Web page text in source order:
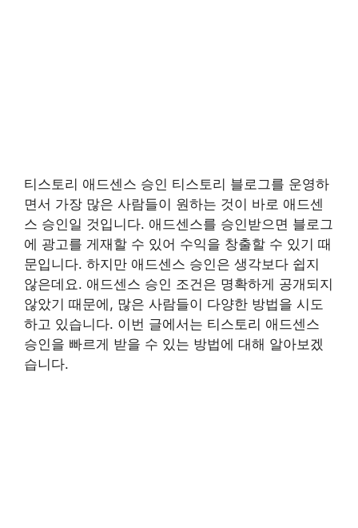
티스토리 애드센스 승인 티스토리 블로그를 운영하
면서 가장 많은 사람들이 원하는 것이 바로 애드센
스 승인일 것입니다. 애드센스를 승인받으면 블로그
에 광고를 게재할 수 있어 수익을 창출할 수 있기 때
문입니다. 하지만 애드센스 승인은 생각보다 쉽지
않은데요. 애드센스 승인 조건은 명확하게 공개되지
않았기 때문에, 많은 사람들이 다양한 방법을 시도
하고 있습니다. 이번 글에서는 티스토리 애드센스
승인을 빠르게 받을 수 있는 방법에 대해 알아보겠
습니다.